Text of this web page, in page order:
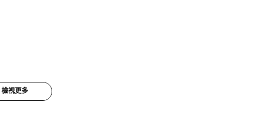
檢視更多